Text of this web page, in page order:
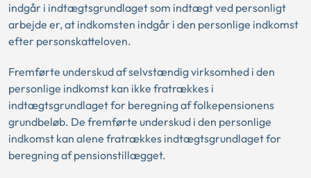
indgår i indtægtsgrundlaget som indtægt ved personligt
arbejde er, at indkomsten indgår i den personlige indkomst
efter personskatteloven.
Fremførte underskud af selvstændig virksomhed i den
personlige indkomst kan ikke fratrækkes i
indtægtsgrundlaget for beregning af folkepensionens
grundbeløb. De fremførte underskud i den personlige
indkomst kan alene fratrækkes indtægtsgrundlaget for
beregning af pensionstillægget.